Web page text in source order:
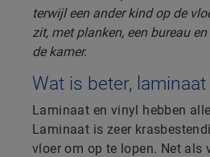
Wat is beter,
Laminaat en vinyl hebben
Laminaat is zeer
vloer om op te lopen. Net als